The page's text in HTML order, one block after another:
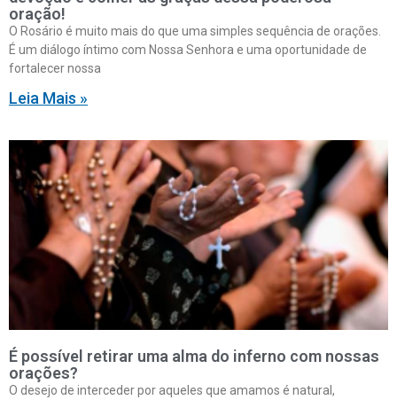
oração!
O Rosário é muito mais do que uma simples sequência de orações.
É um diálogo íntimo com Nossa Senhora e uma oportunidade de
fortalecer nossa
Leia Mais »
É possível retirar uma alma do inferno com nossas
orações?
O desejo de interceder por aqueles que amamos é natural,